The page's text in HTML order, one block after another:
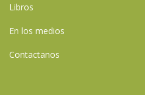
Libros
En los medios
Contactanos